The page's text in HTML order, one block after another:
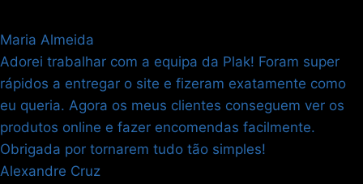
Maria Almeida
Adorei trabalhar com a equipa da Plak! Foram super
rápidos a entregar o site e fizeram exatamente como
eu queria. Agora os meus clientes conseguem ver os
produtos online e fazer encomendas facilmente.
Obrigada por tornarem tudo tão simples!
Alexandre Cruz